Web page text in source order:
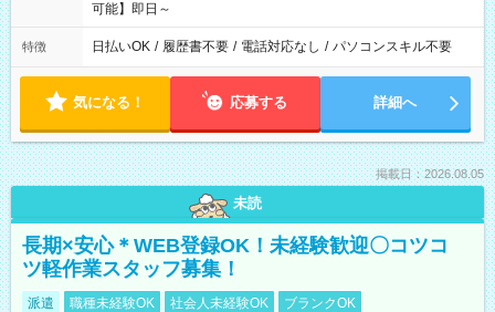
可能】即日～
特徴 日払いOK / 履歴書不要 / 電話対応なし / パソコンスキル不要
気になる！ 応募する 詳細へ
掲載日：2026.08.05
未読
長期×安心＊WEB登録OK！未経験歓迎〇コツコ
ツ軽作業スタッフ募集！
派遣 職種未経験OK 社会人未経験OK
ブランクOK